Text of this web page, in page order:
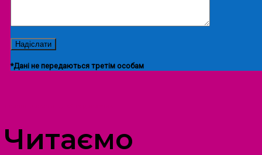
*Дані не передаються третім особам
Читаємо